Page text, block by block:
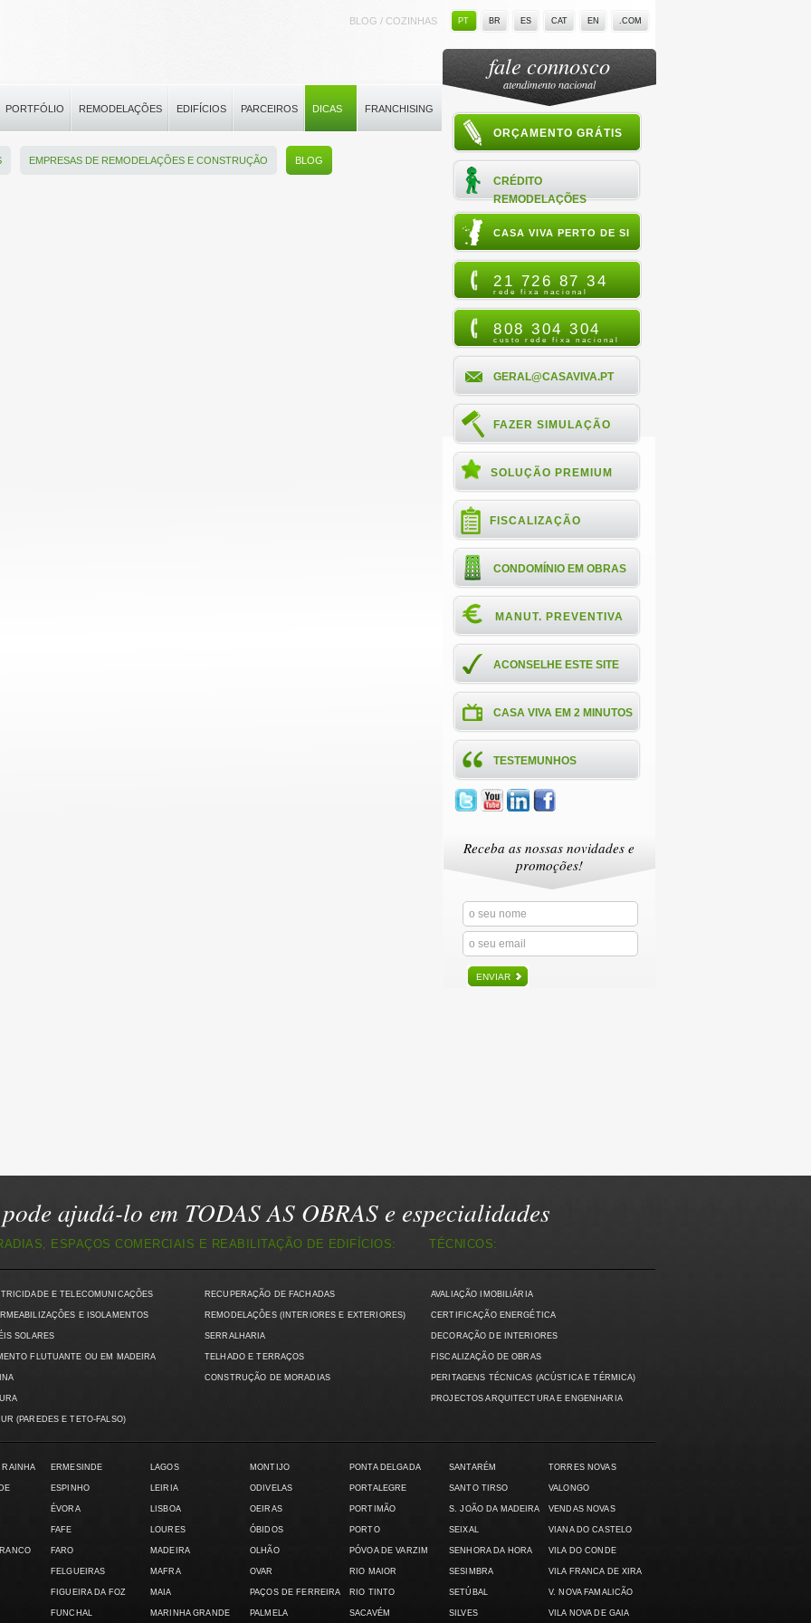
BLOG / COZINHAS PT BR ES CAT EN .COM
PORTFÓLIO REMODELAÇÕES EDIFÍCIOS PARCEIROS DICAS FRANCHISING
EMPRESAS DE REMODELAÇÕES E CONSTRUÇÃO BLOG
fale connosco
atendimento nacional
ORÇAMENTO GRÁTIS
CRÉDITO
REMODELAÇÕES
CASA VIVA PERTO DE SI
21 726 87 34
rede fixa nacional
808 304 304
custo rede fixa nacional
GERAL@CASAVIVA.PT
FAZER SIMULAÇÃO
SOLUÇÃO PREMIUM
FISCALIZAÇÃO
CONDOMÍNIO EM OBRAS
MANUT. PREVENTIVA
ACONSELHE ESTE SITE
CASA VIVA EM 2 MINUTOS
TESTEMUNHOS
Receba as nossas novidades e
promoções!
ENVIAR
ajudá-lo em TODAS AS OBRAS e especialidades
ESPAÇOS COMERCIAIS E REABILITAÇÃO DE EDIFÍCIOS: TÉCNICOS:
E TELECOMUNICAÇÕES
E ISOLAMENTOS
SOLARES
FLUTUANTE OU EM MADEIRA
(PAREDES E TETO-FALSO)
RECUPERAÇÃO DE FACHADAS
REMODELAÇÕES (INTERIORES E EXTERIORES)
SERRALHARIA
TELHADO E TERRAÇOS
CONSTRUÇÃO DE MORADIAS
AVALIAÇÃO IMOBILIÁRIA
CERTIFICAÇÃO ENERGÉTICA
DECORAÇÃO DE INTERIORES
FISCALIZAÇÃO DE OBRAS
PERITAGENS TÉCNICAS (ACÚSTICA E TÉRMICA)
PROJECTOS ARQUITECTURA E ENGENHARIA
RAINHA ERMESINDE
ESPINHO
ÉVORA
FAFE
FARO
FELGUEIRAS
FIGUEIRA DA FOZ
FUNCHAL
LAGOS
LEIRIA
LISBOA
LOURES
MADEIRA
MAFRA
MAIA
MARINHA GRANDE
MONTIJO
ODIVELAS
OEIRAS
ÓBIDOS
OLHÃO
OVAR
PAÇOS DE FERREIRA
PALMELA
PONTA DELGADA
PORTALEGRE
PORTIMÃO
PORTO
PÓVOA DE VARZIM
RIO MAIOR
RIO TINTO
SACAVÉM
SANTARÉM
SANTO TIRSO
S. JOÃO DA MADEIRA
SEIXAL
SENHORA DA HORA
SESIMBRA
SETÚBAL
SILVES
TORRES NOVAS
VALONGO
VENDAS NOVAS
VIANA DO CASTELO
VILA DO CONDE
VILA FRANCA DE XIRA
V. NOVA FAMALICÃO
VILA NOVA DE GAIA